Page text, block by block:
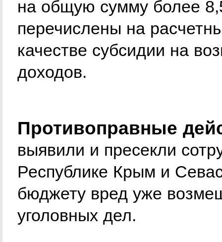
на общую сумму более
перечислены на
качестве субсидии на
доходов.
Противоправные
выявили и пресекли
Республике Крым и
бюджету вред уже
уголовных дел.